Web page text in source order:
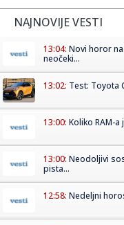
NAJNOVIJE VESTI
13:04: Novi horor
neočeki...
13:02: Test: Toyota
13:00: Koliko RAM-
13:00: Neodoljivi
pista...
12:58: Nedeljni